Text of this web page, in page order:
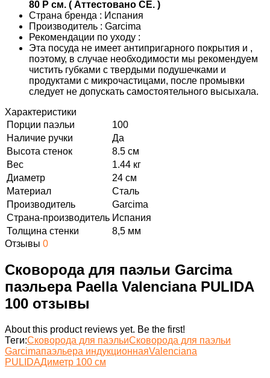
80 P см. ( Аттестовано СЕ. )
Страна бренда : Испания
Производитель : Garcima
Рекомендации по уходу :
Эта посуда не имеет антипригарного покрытия и ,
поэтому, в случае необходимости мы рекомендуем
чистить губками с твердыми подушечками и
продуктами с микрочастицами, после промывки
следует не допускать самостоятельного высыхала.
Характеристики
Порции паэльи
100
Наличие ручки
Да
Высота стенок
8.5 см
Вес
1.44 кг
Диаметр
24 см
Материал
Сталь
Производитель
Garcima
Страна-производитель Испания
Толщина стенки
8,5 мм
Отзывы 0
Сковорода для паэльи Garcima
паэльера Paella Valenciana PULIDA
100 отзывы
About this product reviews yet. Be the first!
Теги:Сковорода для паэльиСковорода для паэльи
Garcimaпаэльера индукционнаяValenciana
PULIDAДиметр 100 см